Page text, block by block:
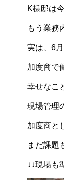
K様邸は
もう業務
実は、6
加度商で
幸せなこ
現場管理
加度商と
まだ課題
↓↓現場も